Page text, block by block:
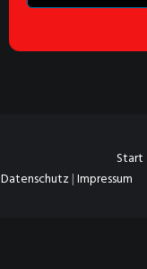
Start
Datenschutz|Impressum